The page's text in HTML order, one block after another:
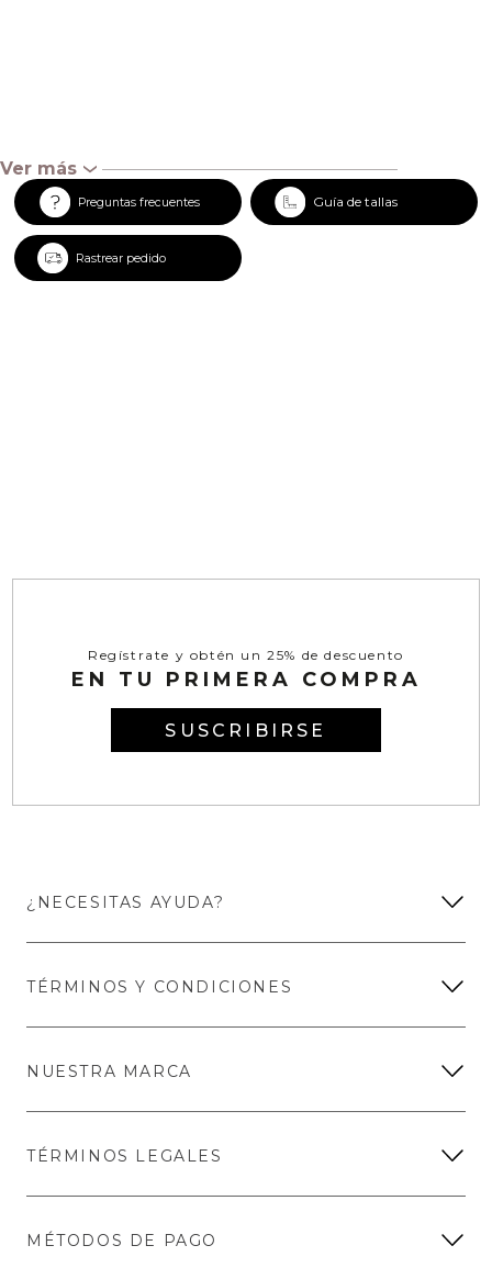
Ver más‹
Preguntas frecuentes Guía de tallas
Rastrear pedido
Regístrate y obtén un 25% de descuento
EN TU PRIMERA COMPRA
SUSCRIBIRSE
¿NECESITAS AYUDA?
TÉRMINOS Y CONDICIONES
NUESTRA MARCA
TÉRMINOS LEGALES
MÉTODOS DE PAGO